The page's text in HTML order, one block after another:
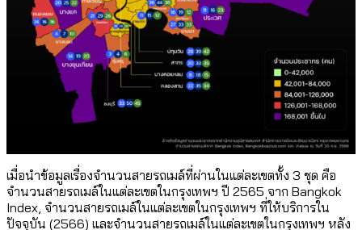
เมื่อนำข้อมูลเรื่องจำนวนสายรถเมล์ที่ผ่านในแต่ละเขตทั้ง 3 ชุด คือ
จำนวนสายรถเมล์ในแต่ละเขตในกรุงเทพฯ ปี 2565 จาก Bangkok
Index, จำนวนสายรถเมล์ในแต่ละเขตในกรุงเทพฯ ที่ให้บริการใน
ปัจจุบัน (2566) และจำนวนสายรถเมล์ในแต่ละเขตในกรุงเทพฯ หลัง